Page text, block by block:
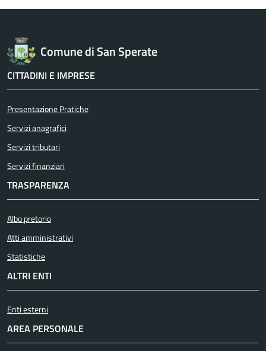
Comune di San Sperate
CITTADINI E IMPRESE
Presentazione Pratiche
Servizi anagrafici
Servizi tributari
Servizi finanziari
TRASPARENZA
Albo pretorio
Atti amministrativi
Statistiche
ALTRI ENTI
Enti esterni
AREA PERSONALE